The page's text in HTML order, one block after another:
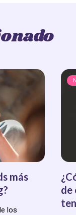
más
los
de